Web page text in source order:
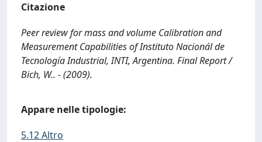
Citazione
Peer review for mass and volume Calibration and
Measurement Capabilities of Instituto Nacionál de
Tecnología Industrial, INTI, Argentina. Final Report /
Bich, W.. - (2009).
Appare nelle tipologie:
5.12 Altro